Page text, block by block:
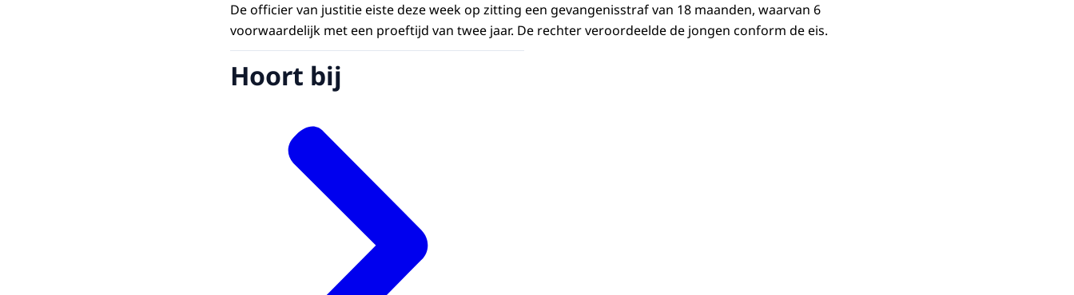
De officier van justitie eiste deze week op zitting een gevangenisstraf van 18 maanden, waarvan 6
voorwaardelijk met een proeftijd van twee jaar. De rechter veroordeelde de jongen conform de eis.
Hoort bij